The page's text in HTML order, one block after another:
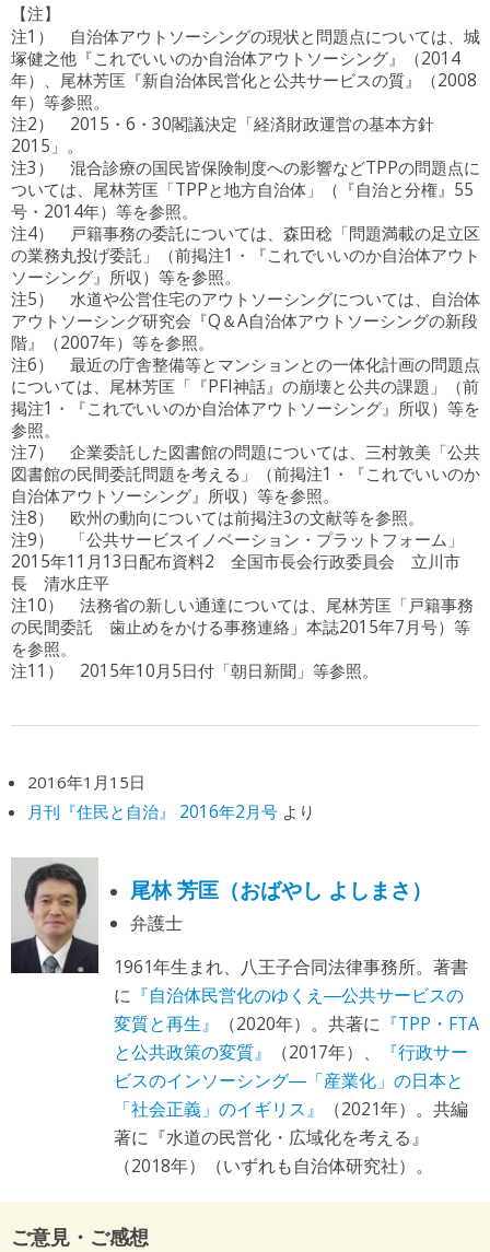
【注】
注1） 自治体アウトソーシングの現状と問題点については、城
塚健之他『これでいいのか自治体アウトソーシング』（2014
年）、尾林芳匡『新自治体民営化と公共サービスの質』（2008
年）等参照。
注2） 2015・6・30閣議決定「経済財政運営の基本方針
2015」。
注3） 混合診療の国民皆保険制度への影響などTPPの問題点に
ついては、尾林芳匡「TPPと地方自治体」（『自治と分権』55
号・2014年）等を参照。
注4） 戸籍事務の委託については、森田稔「問題満載の足立区
の業務丸投げ委託」（前掲注1・『これでいいのか自治体アウト
ソーシング』所収）等を参照。
注5） 水道や公営住宅のアウトソーシングについては、自治体
アウトソーシング研究会『Q＆A自治体アウトソーシングの新段
階』（2007年）等を参照。
注6） 最近の庁舎整備等とマンションとの一体化計画の問題点
については、尾林芳匡「『PFI神話』の崩壊と公共の課題」（前
掲注1・『これでいいのか自治体アウトソーシング』所収）等を
参照。
注7） 企業委託した図書館の問題については、三村敦美「公共
図書館の民間委託問題を考える」（前掲注1・『これでいいのか
自治体アウトソーシング』所収）等を参照。
注8） 欧州の動向については前掲注3の文献等を参照。
注9） 「公共サービスイノベーション・プラットフォーム」
2015年11月13日配布資料2 全国市長会行政委員会 立川市
長 清水庄平
注10） 法務省の新しい通達については、尾林芳匡「戸籍事務
の民間委託 歯止めをかける事務連絡」本誌2015年7月号）等
を参照。
注11） 2015年10月5日付「朝日新聞」等参照。
2016年1月15日
月刊『住民と自治』 2016年2月号より
尾林 芳匡（おばやし よしまさ）
弁護士
1961年生まれ、八王子合同法律事務所。著書
に 『自治体民営化のゆくえ―公共サービスの
変質と再生』
（2020年）。共著に 『TPP・FTA
と公共政策の変質』
（2017年）、
『行政サー
ビスのインソーシング―「産業化」の日本と
「社会正義」のイギリス』
（2021年）。共編
著に『水道の民営化・広域化を考える』
（2018年）（いずれも自治体研究社）。
ご意見・ご感想